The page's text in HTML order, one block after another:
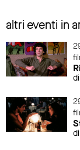
altri eventi in